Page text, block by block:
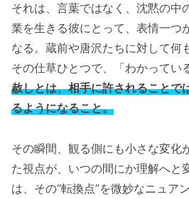
それは、言葉ではなく、沈黙の中
業を生きる彼にとって、表情一つ
なる。蔵前や唐沢たちに対して何
その仕草ひとつで、「わかってい
赦しとは、相手に許されることで
るようになること。
その瞬間、観る側にも小さな変化
た視点が、いつの間にか理解へと
は、その“転換点”を微妙なニュア